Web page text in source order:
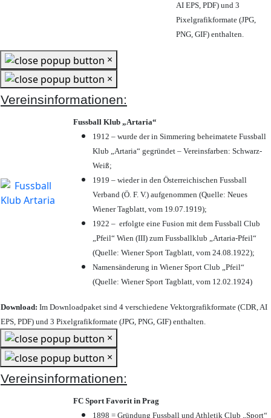
AI EPS, PDF) und 3
Pixelgrafikformate (JPG,
PNG, GIF) enthalten.
×
×
Vereinsinformationen:
Fussball Klub „Artaria“
1912 – wurde der in Simmering beheimatete Fussball
Klub „Artaria“ gegründet – Vereinsfarben: Schwarz-
Weiß;
1919 – wieder in den Österreichischen Fussball
Verband (Ö. F. V.) aufgenommen (Quelle: Neues
Wiener Tagblatt, vom 19.07.1919);
1922 – erfolgte eine Fusion mit dem Fussball Club
„Pfeil“ Wien (III) zum Fussballklub „Artaria-Pfeil“
(Quelle: Wiener Sport Tagblatt, vom 24.08.1922);
Namensänderung in Wiener Sport Club „Pfeil“
(Quelle: Wiener Sport Tagblatt, vom 12.02.1924)
Download: Im Downloadpaket sind 4 verschiedene Vektorgrafikformate (CDR, AI
EPS, PDF) und 3 Pixelgrafikformate (JPG, PNG, GIF) enthalten.
×
×
Vereinsinformationen:
FC Sport Favorit in Prag
1898 = Gründung Fussball und Athletik Club „Sport“